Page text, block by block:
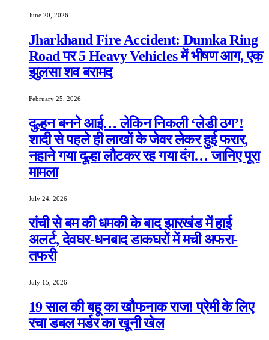
June 20, 2026
Jharkhand Fire Accident: Dumka Ring
Road पर 5 Heavy Vehicles में भीषण आग, एक
झुलसा शव बरामद
February 25, 2026
दुल्हन बनने आई… लेकिन निकली ‘लेडी ठग’!
शादी से पहले ही लाखों के जेवर लेकर हुई फरार,
नहाने गया दूल्हा लौटकर रह गया दंग… जानिए पूरा
मामला
July 24, 2026
रांची से बम की धमकी के बाद झारखंड में हाई
अलर्ट, देवघर-धनबाद डाकघरों में मची अफरा-
तफरी
July 15, 2026
19 साल की बहू का खौफनाक राज! प्रेमी के लिए
रचा डबल मर्डर का खूनी खेल